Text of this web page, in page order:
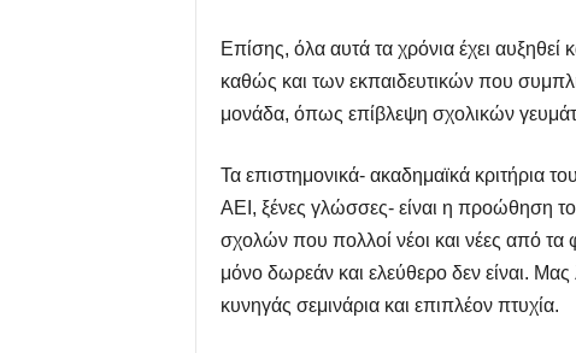
Επίσης, όλα αυτά τα χρόνια έχει
καθώς και των εκπαιδευτικών που
μονάδα, όπως επίβλεψη σχολικών
Τα επιστημονικά- ακαδημαϊκά κριτήρια
ΑΕΙ, ξένες γλώσσες- είναι η προώθηση
σχολών που πολλοί νέοι και νέες από
μόνο δωρεάν και ελεύθερο δεν είναι.
κυνηγάς σεμινάρια και επιπλέον πτυχία.